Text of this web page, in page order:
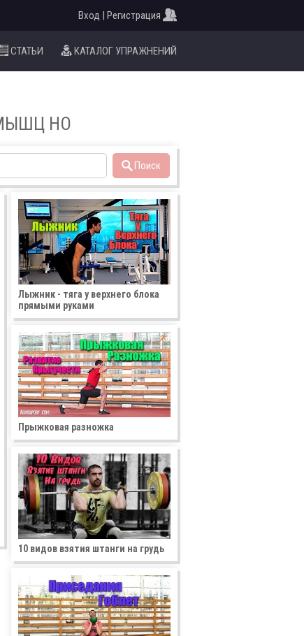
Вход | Регистрация
СТАТЬИ КАТАЛОГ УПРАЖНЕНИЙ
НО
Поиск
Лыжник - тяга у верхнего блока
прямыми руками
Прыжковая разножка
10 видов взятия штанги на грудь